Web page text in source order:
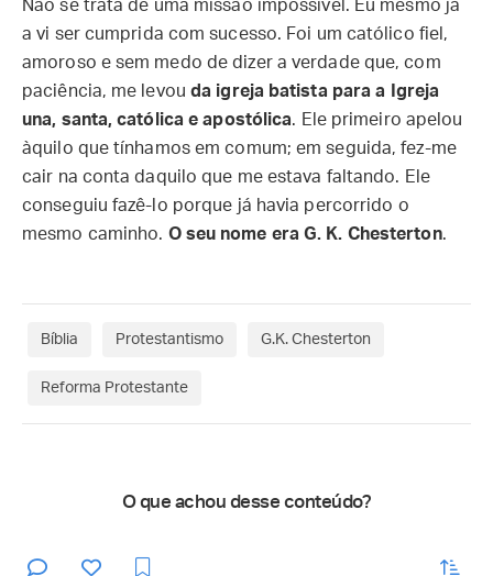
Não se trata de uma missão impossível. Eu mesmo já
a vi ser cumprida com sucesso. Foi um católico fiel,
amoroso e sem medo de dizer a verdade que, com
paciência, me levou da igreja batista para a Igreja
una, santa, católica e apostólica. Ele primeiro apelou
àquilo que tínhamos em comum; em seguida, fez-me
cair na conta daquilo que me estava faltando. Ele
conseguiu fazê-lo porque já havia percorrido o
mesmo caminho. O seu nome era G. K. Chesterton.
Bíblia Protestantismo G.K. Chesterton
Reforma Protestante
O que achou desse conteúdo?
enviar